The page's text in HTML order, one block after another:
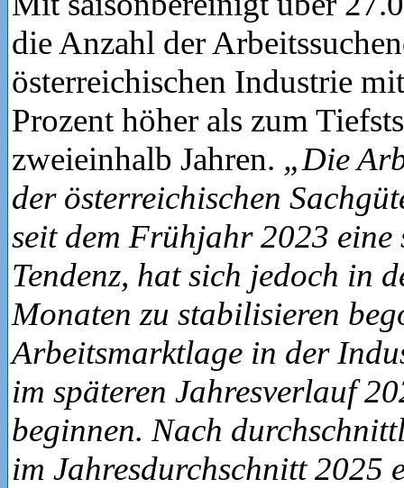
die Anzahl der
österreichischen Industrie
Prozent höher als zum
zweieinhalb Jahren. „Die
der österreichischen
seit dem Frühjahr 2023 eine
Tendenz, hat sich jedoch in
Monaten zu stabilisieren
Arbeitsmarktlage in der
im späteren Jahresverlauf
beginnen. Nach
im Jahresdurchschnitt 2025